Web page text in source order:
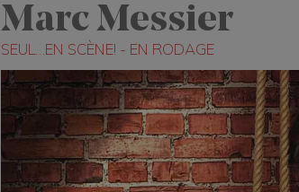
Marc Messier
SEUL…EN SCÈNE! - EN RODAGE